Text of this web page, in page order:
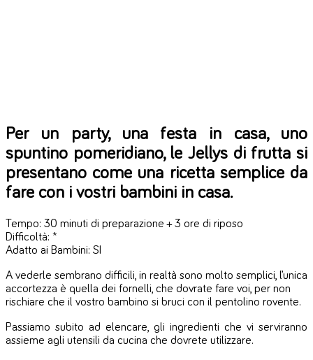
Per un party, una festa in casa, uno
spuntino pomeridiano, le Jellys di frutta si
presentano come una ricetta semplice da
fare con i vostri bambini in casa.
Tempo: 30 minuti di preparazione + 3 ore di riposo
Difficoltà: *
Adatto ai Bambini: SI
A vederle sembrano difficili, in realtà sono molto semplici, l’unica
accortezza è quella dei fornelli, che dovrate fare voi, per non
rischiare che il vostro bambino si bruci con il pentolino rovente.
Passiamo subito ad elencare, gli ingredienti che vi serviranno
assieme agli utensili da cucina che dovrete utilizzare.